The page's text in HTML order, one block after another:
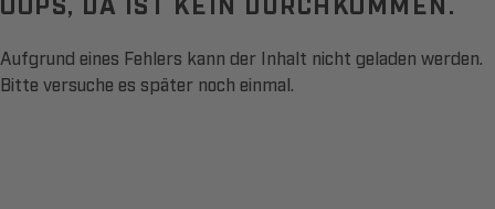
Aufgrund eines Fehlers kann der Inhalt nicht geladen werden.
Bitte versuche es später noch einmal.